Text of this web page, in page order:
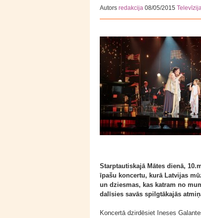
Autors redakcija 08/05/2015
Starptautiskajā Mātes dienā,
īpašu koncertu, kurā Latvijas
un dziesmas, kas katram no
dalīsies savās spilgtākajās
Koncertā dzirdēsiet Ineses